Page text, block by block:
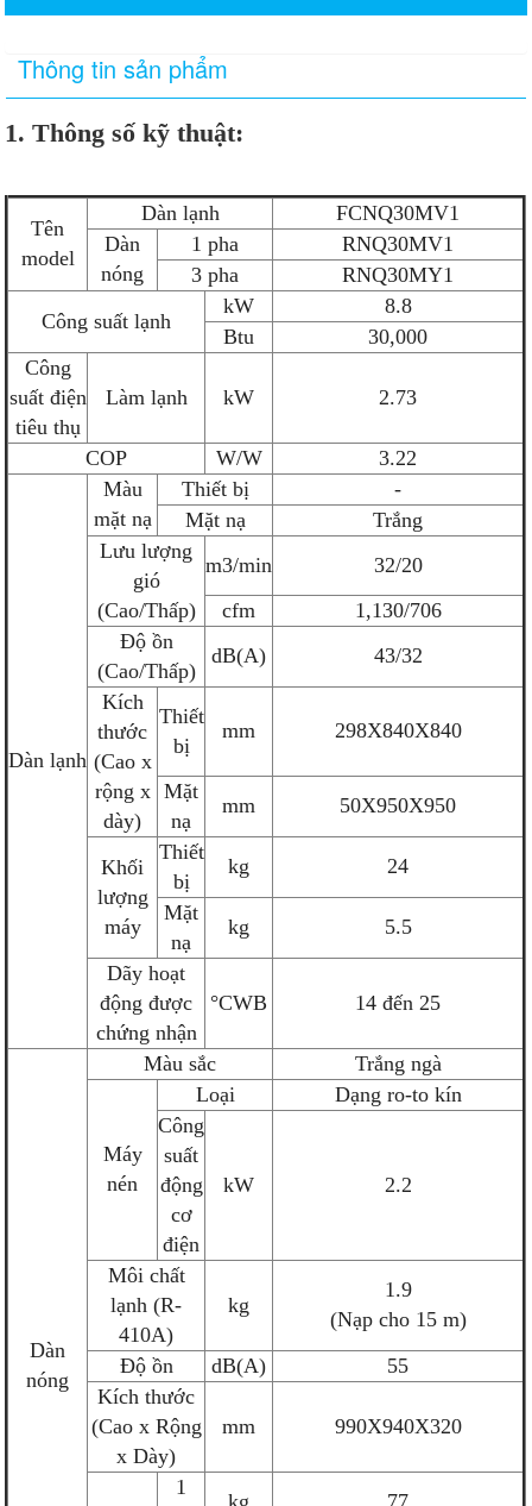
Thông tin sản phẩm
1. Thông số kỹ thuật:
Tên
model
Dàn lạnh
FCNQ30MV1
Dàn
nóng
1 pha
RNQ30MV1
3 pha
RNQ30MY1
Công suất lạnh
kW
8.8
Btu
30,000
Công
suất điện
tiêu thụ
Làm lạnh kW 2.73
COP W/W 3.22
Dàn lạnh
Màu
mặt nạ
Thiết bị
-
Mặt nạ
Trắng
Lưu lượng
gió
(Cao/Thấp)
m3/min
32/20
cfm
1,130/706
Độ ồn
(Cao/Thấp)
dB(A)
43/32
Kích
thước
(Cao x
rộng x
dày)
Thiết
bị
mm 298X840X840
Mặt
nạ
mm 50X950X950
Khối
lượng
máy
Thiết
bị
kg
24
Mặt
nạ
kg
5.5
Dãy hoạt
động được
chứng nhận
°CWB 14 đến 25
Dàn
nóng
Màu sắc Trắng ngà
Máy
nén
Loại
Dạng ro-to kín
Công
suất
động
cơ
điện
kW 2.2
Môi chất
lạnh (R-
410A)
kg
1.9
(Nạp cho 15 m)
Độ ồn
dB(A)
55
Kích thước
(Cao x Rộng
x Dày)
mm 990X940X320
1